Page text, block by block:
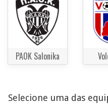
PAOK Salonika
Selecione uma das